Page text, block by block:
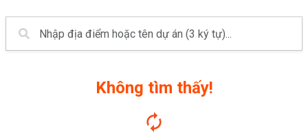
Không tìm thấy!